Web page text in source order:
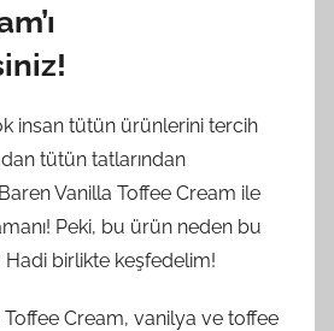
insan tütün ürünlerini tercih
tütün tatlarından
Baren Vanilla Toffee Cream ile
Peki, bu ürün neden bu
birlikte keşfedelim!
Cream, vanilya ve toffee